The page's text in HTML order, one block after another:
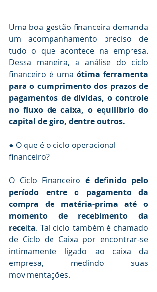
Uma boa gestão financeira demanda
um acompanhamento preciso de
tudo o que acontece na empresa.
Dessa maneira, a análise do ciclo
financeiro é uma ótima ferramenta
para o cumprimento dos prazos de
pagamentos de dívidas, o controle
no fluxo de caixa, o equilíbrio do
capital de giro, dentre outros.
● O que é o ciclo operacional
financeiro?
O Ciclo Financeiro é definido pelo
período entre o pagamento da
compra de matéria-prima até o
momento de recebimento da
receita. Tal ciclo também é chamado
de Ciclo de Caixa por encontrar-se
intimamente ligado ao caixa da
empresa, medindo suas
movimentações.